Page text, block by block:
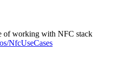
of working with NFC stack
NfcUseCases